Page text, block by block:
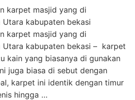
karpet masjid yang di
Utara kabupaten bekasi
karpet masjid yang di
Utara kabupaten bekasi – karpet
kain yang biasanya di gunakan
juga biasa di sebut dengan
karpet ini identik dengan timur
hingga …